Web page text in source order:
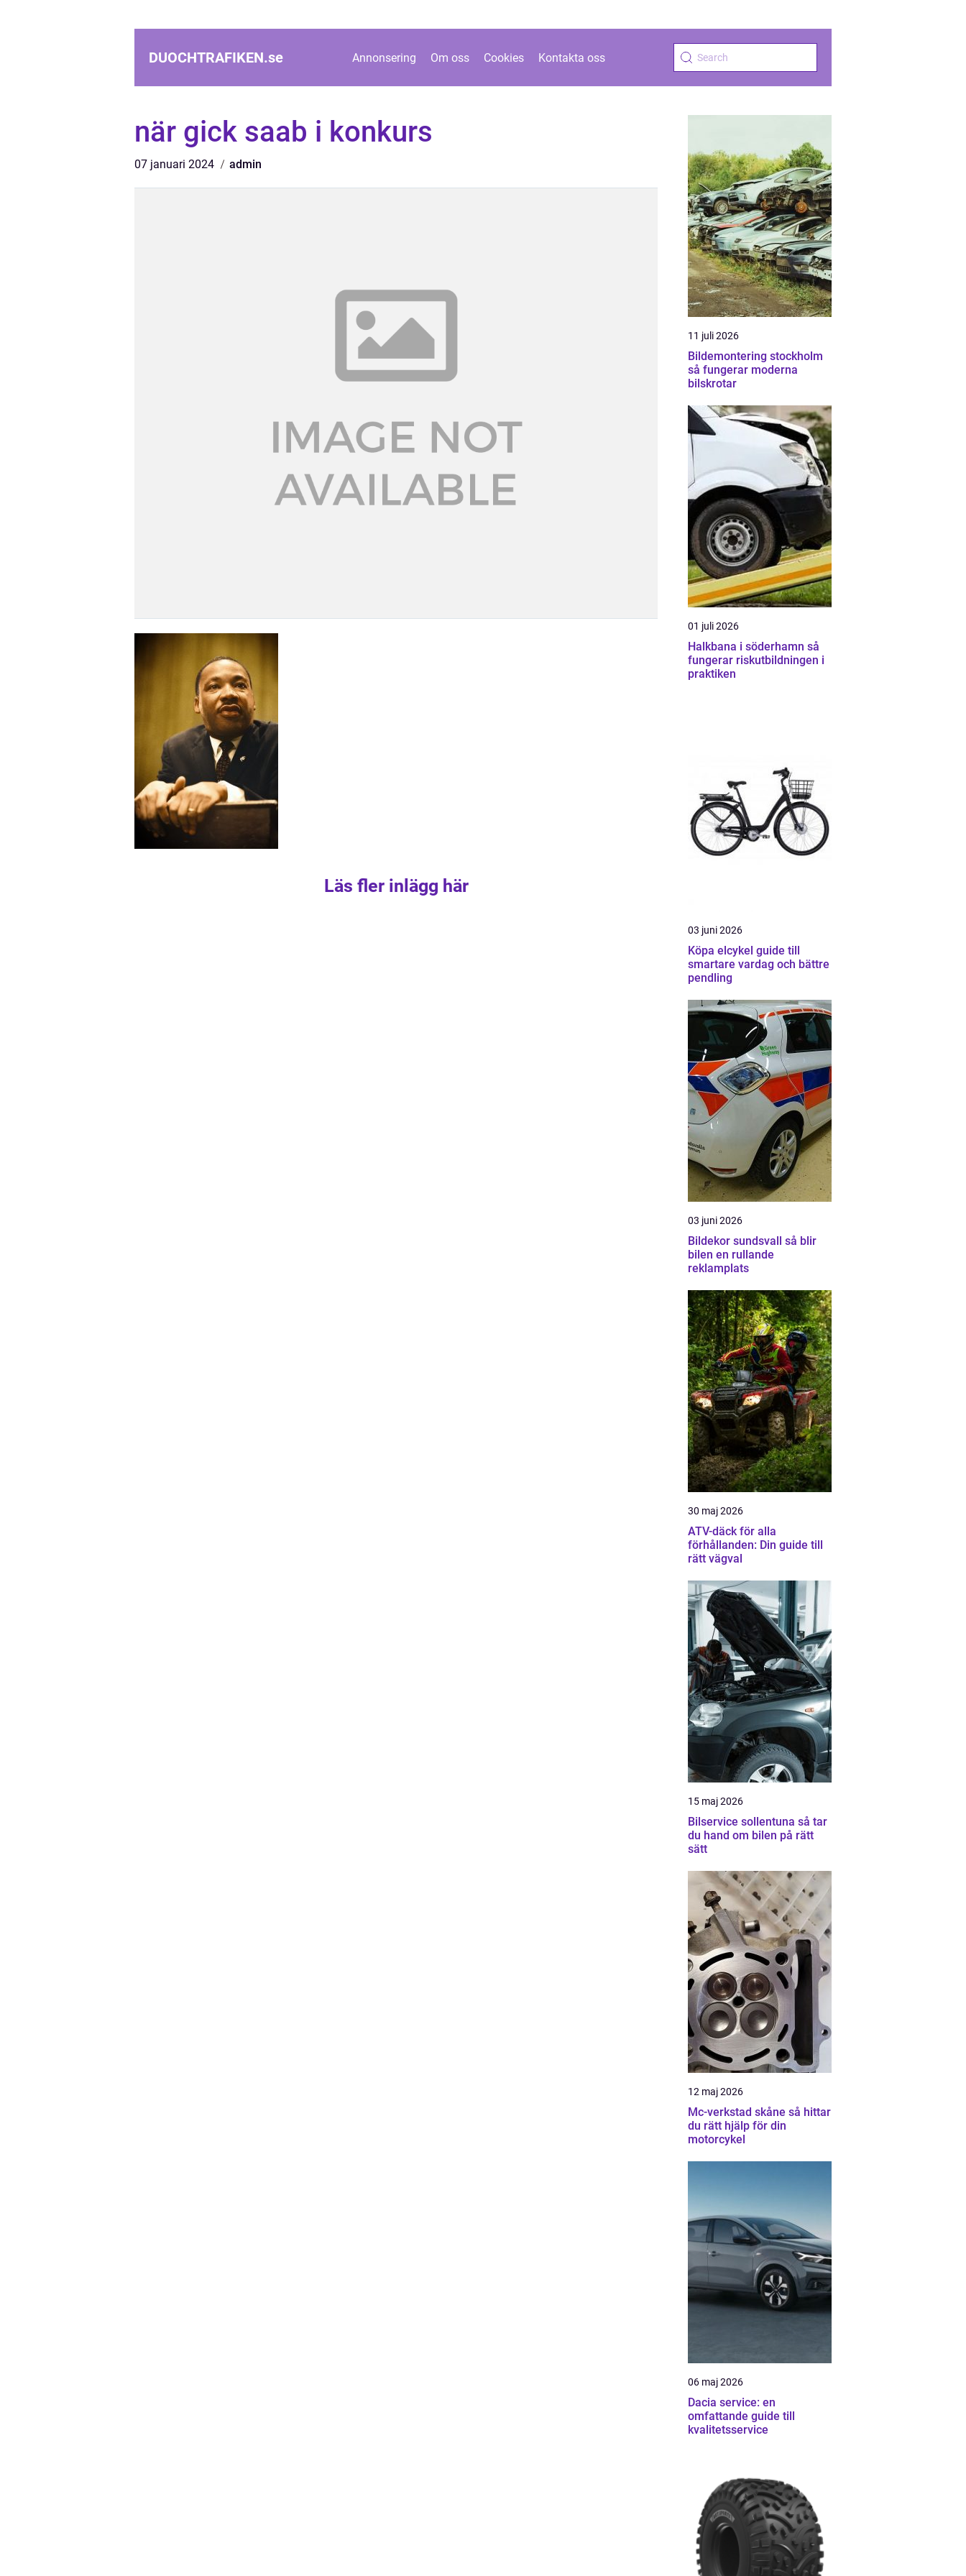
DUOCHTRAFIKEN.se Annonsering Om oss Cookies Kontakta oss
när gick saab i konkurs
07 januari 2024 admin
Läs fler inlägg här
11 juli 2026
Bildemontering stockholm
så fungerar moderna
bilskrotar
01 juli 2026
Halkbana i söderhamn så
fungerar riskutbildningen i
praktiken
03 juni 2026
Köpa elcykel guide till
smartare vardag och bättre
pendling
03 juni 2026
Bildekor sundsvall så blir
bilen en rullande
reklamplats
30 maj 2026
ATV-däck för alla
förhållanden: Din guide till
rätt vägval
15 maj 2026
Bilservice sollentuna så tar
du hand om bilen på rätt
sätt
12 maj 2026
Mc-verkstad skåne så hittar
du rätt hjälp för din
motorcykel
06 maj 2026
Dacia service: en
omfattande guide till
kvalitetsservice